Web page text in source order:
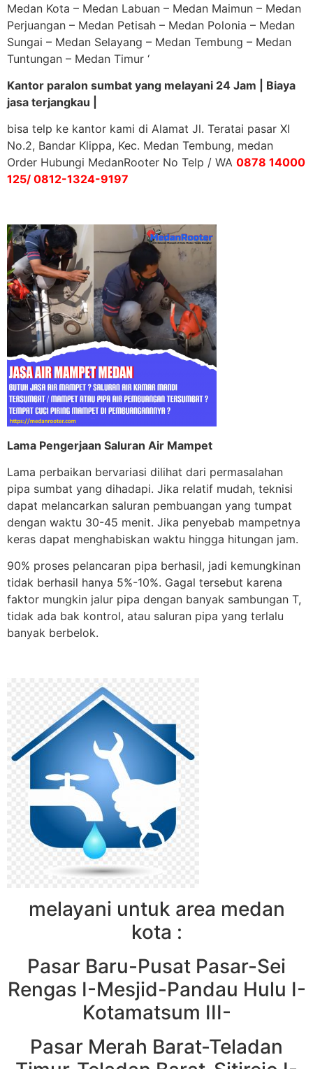
Medan Kota – Medan Labuan – Medan Maimun – Medan
Perjuangan – Medan Petisah – Medan Polonia – Medan
Sungai – Medan Selayang – Medan Tembung – Medan
Tuntungan – Medan Timur ‘
Kantor paralon sumbat yang melayani 24 Jam | Biaya
jasa terjangkau |
bisa telp ke kantor kami di Alamat Jl. Teratai pasar XI
No.2, Bandar Klippa, Kec. Medan Tembung, medan
Order Hubungi MedanRooter No Telp / WA 0878 14000
125/ 0812-1324-9197
Lama Pengerjaan Saluran Air Mampet
Lama perbaikan bervariasi dilihat dari permasalahan
pipa sumbat yang dihadapi. Jika relatif mudah, teknisi
dapat melancarkan saluran pembuangan yang tumpat
dengan waktu 30-45 menit. Jika penyebab mampetnya
keras dapat menghabiskan waktu hingga hitungan jam.
90% proses pelancaran pipa berhasil, jadi kemungkinan
tidak berhasil hanya 5%-10%. Gagal tersebut karena
faktor mungkin jalur pipa dengan banyak sambungan T,
tidak ada bak kontrol, atau saluran pipa yang terlalu
banyak berbelok.
melayani untuk area medan
kota :
Pasar Baru-Pusat Pasar-Sei
Rengas I-Mesjid-Pandau Hulu I-
Kotamatsum III-
Pasar Merah Barat-Teladan